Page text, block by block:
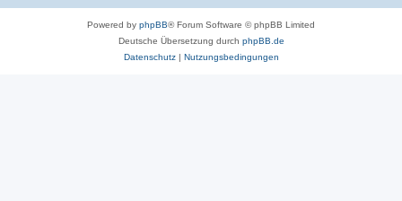
Powered by phpBB® Forum Software © phpBB Limited
Deutsche Übersetzung durch phpBB.de
Datenschutz| Nutzungsbedingungen